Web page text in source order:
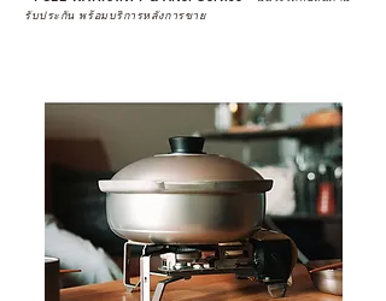
รับประกัน พร้อมบริการหลังการขาย